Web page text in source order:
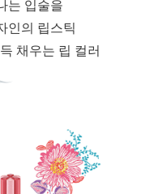
는 입술을
인의 립스틱
채우는 립 컬러